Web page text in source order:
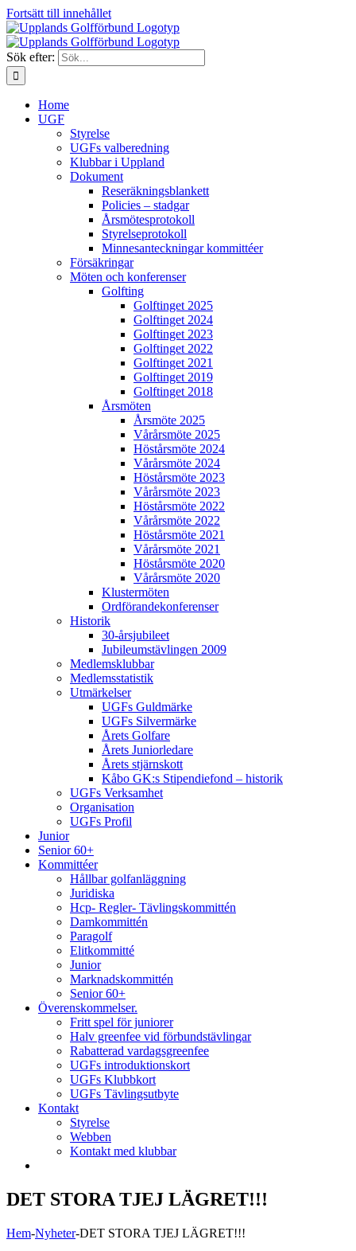
Fortsätt till innehållet
Sök efter:
Home
UGF
Styrelse
UGFs valberedning
Klubbar i Uppland
Dokument
Reseräkningsblankett
Policies – stadgar
Årsmötesprotokoll
Styrelseprotokoll
Minnesanteckningar kommittéer
Försäkringar
Möten och konferenser
Golfting
Golftinget 2025
Golftinget 2024
Golftinget 2023
Golftinget 2022
Golftinget 2021
Golftinget 2019
Golftinget 2018
Årsmöten
Årsmöte 2025
Vårårsmöte 2025
Höstårsmöte 2024
Vårårsmöte 2024
Höstårsmöte 2023
Vårårsmöte 2023
Höstårsmöte 2022
Vårårsmöte 2022
Höstårsmöte 2021
Vårårsmöte 2021
Höstårsmöte 2020
Vårårsmöte 2020
Klustermöten
Ordförandekonferenser
Historik
30-årsjubileet
Jubileumstävlingen 2009
Medlemsklubbar
Medlemsstatistik
Utmärkelser
UGFs Guldmärke
UGFs Silvermärke
Årets Golfare
Årets Juniorledare
Årets stjärnskott
Kåbo GK:s Stipendiefond – historik
UGFs Verksamhet
Organisation
UGFs Profil
Junior
Senior 60+
Kommittéer
Hållbar golfanläggning
Juridiska
Hcp- Regler- Tävlingskommittén
Damkommittén
Paragolf
Elitkommitté
Junior
Marknadskommittén
Senior 60+
Överenskommelser.
Fritt spel för juniorer
Halv greenfee vid förbundstävlingar
Rabatterad vardagsgreenfee
UGFs introduktionskort
UGFs Klubbkort
UGFs Tävlingsutbyte
Kontakt
Styrelse
Webben
Kontakt med klubbar
DET STORA TJEJ LÄGRET!!!
Hem-Nyheter-DET STORA TJEJ LÄGRET!!!